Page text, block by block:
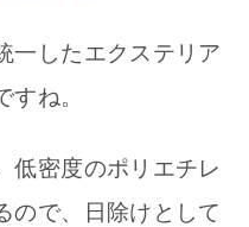
一したエクステリア
ね。
低密度のポリエチレ
ので、日除けとして